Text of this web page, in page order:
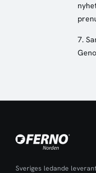
7.
Sveriges ledande